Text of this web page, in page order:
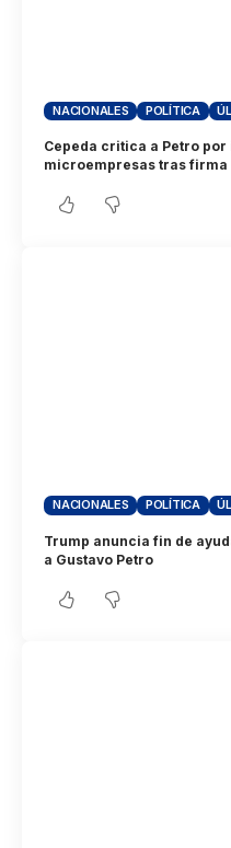
NACIONALES POLÍTICA
Cepeda critica a Petro
microempresas tras
NACIONALES POLÍTICA
Trump anuncia fin de
a Gustavo Petro